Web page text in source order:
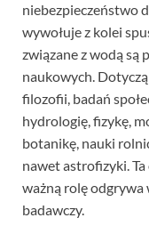
niebezpieczeństwo
wywołuje z kolei
związane z wodą są
naukowych.
filozofii, badań
hydrologię, fizykę,
botanikę, nauki
nawet astrofizyki.
ważną rolę odgrywa
badawczy.